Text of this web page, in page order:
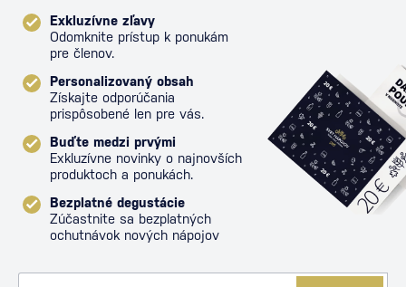
Exkluzívne zľavy
Odomknite prístup k ponukám
pre členov.
Personalizovaný obsah
Získajte odporúčania
prispôsobené len pre vás.
Buďte medzi prvými
Exkluzívne novinky o najnovších
produktoch a ponukách.
Bezplatné degustácie
Zúčastnite sa bezplatných
ochutnávok nových nápojov